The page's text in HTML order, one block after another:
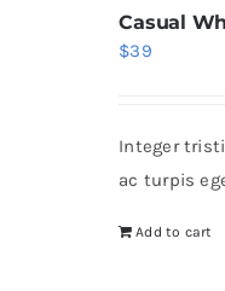
Casual
$39
Integer
ac turpis
Add to cart